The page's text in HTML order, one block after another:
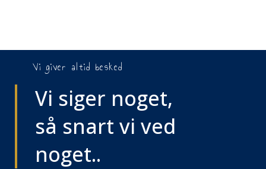
Vi giver altid besked
Vi siger noget,
så snart vi ved
noget..